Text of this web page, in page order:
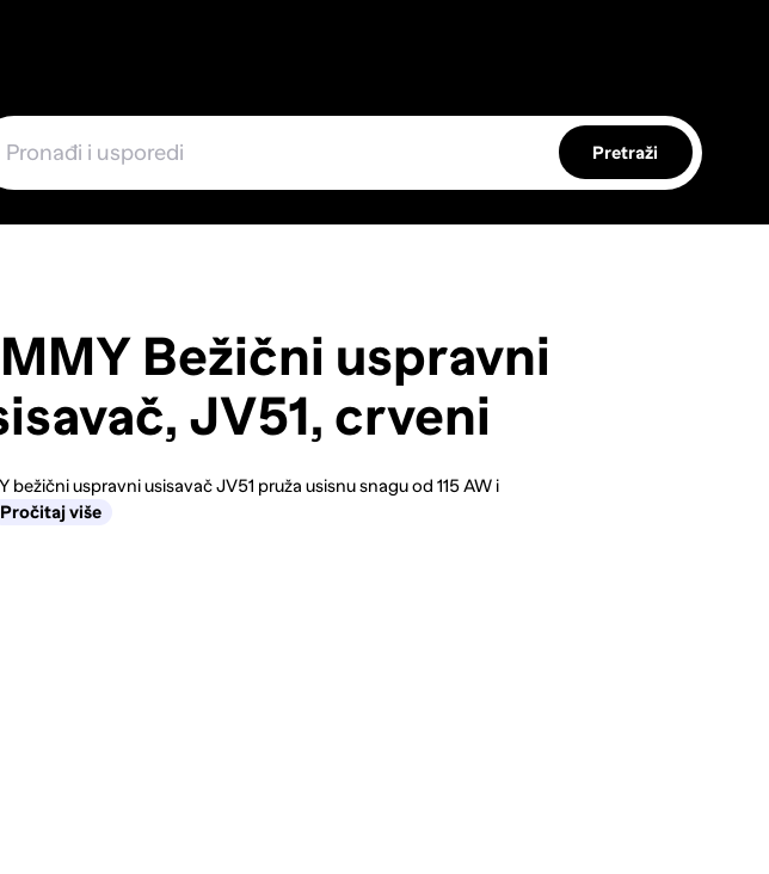
Pretraži
Bežični uspravni
JV51, crveni
bežični uspravni usisavač JV51 pruža usisnu snagu od 115 AW i
Pročitaj više